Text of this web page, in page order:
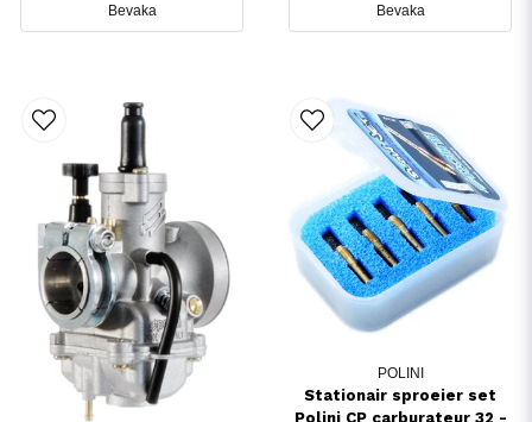
Bevaka Bevaka
POLINI
Stationair sproeier set
Polini CP carburateur 32 -